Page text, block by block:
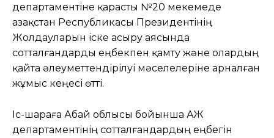
департаментіне қарасты №20 мекемеде
Қазақстан Республикасы Президентінің
Жолдауларын іске асыру аясында
сотталғандарды еңбекпен қамту және олардың
қайта әлеуметтендірілуі мәселелеріне арналған
жұмыс кеңесі өтті.
Іс-шараға Абай облысы бойынша ҚАЖ
департаментінің сотталғандардың еңбегін